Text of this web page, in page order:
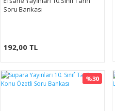
Soru Bankası
192,00 TL
%30